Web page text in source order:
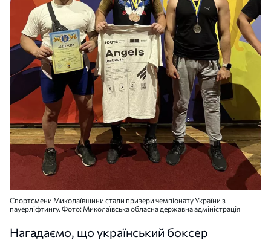
Спортсмени Миколаївщини стали призери чемпіонату України з
пауерліфтингу. Фото: Миколаївська обласна державна адміністрація
Нагадаємо, що український боксер